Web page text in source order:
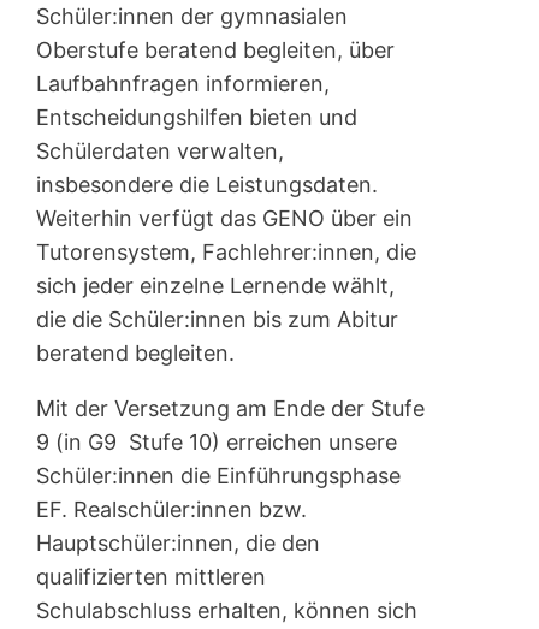
Schüler:innen der gymnasialen
Oberstufe beratend begleiten, über
Laufbahnfragen informieren,
Entscheidungshilfen bieten und
Schülerdaten verwalten,
insbesondere die Leistungsdaten.
Weiterhin verfügt das GENO über ein
Tutorensystem, Fachlehrer:innen, die
sich jeder einzelne Lernende wählt,
die die Schüler:innen bis zum Abitur
beratend begleiten.
Mit der Versetzung am Ende der Stufe
9 (in G9 Stufe 10) erreichen unsere
Schüler:innen die Einführungsphase
EF. Realschüler:innen bzw.
Hauptschüler:innen, die den
qualifizierten mittleren
Schulabschluss erhalten, können sich